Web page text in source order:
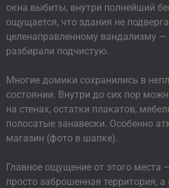
окна выбиты, внутри полнейший
ощущается, что здания не
целенаправленному вандализму —
разбирали подчистую.
Многие домики сохранились в
состоянии. Внутри до сих пор
на стенах, остатки плакатов,
полосатые занавески. Особенно
магазин (фото в шапке).
Главное ощущение от этого места
просто заброшенная территория,